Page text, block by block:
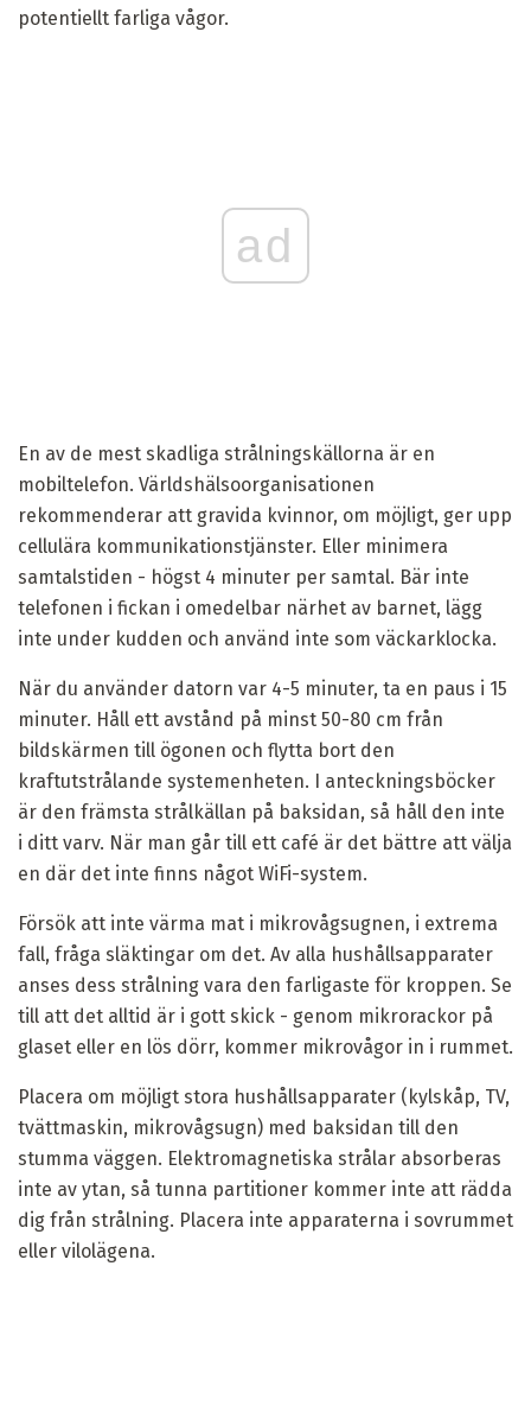
potentiellt farliga vågor.
ad
En av de mest skadliga strålningskällorna är en
mobiltelefon. Världshälsoorganisationen
rekommenderar att gravida kvinnor, om möjligt, ger upp
cellulära kommunikationstjänster. Eller minimera
samtalstiden - högst 4 minuter per samtal. Bär inte
telefonen i fickan i omedelbar närhet av barnet, lägg
inte under kudden och använd inte som väckarklocka.
När du använder datorn var 4-5 minuter, ta en paus i 15
minuter. Håll ett avstånd på minst 50-80 cm från
bildskärmen till ögonen och flytta bort den
kraftutstrålande systemenheten. I anteckningsböcker
är den främsta strålkällan på baksidan, så håll den inte
i ditt varv. När man går till ett café är det bättre att välja
en där det inte finns något WiFi-system.
Försök att inte värma mat i mikrovågsugnen, i extrema
fall, fråga släktingar om det. Av alla hushållsapparater
anses dess strålning vara den farligaste för kroppen. Se
till att det alltid är i gott skick - genom mikrorackor på
glaset eller en lös dörr, kommer mikrovågor in i rummet.
Placera om möjligt stora hushållsapparater (kylskåp, TV,
tvättmaskin, mikrovågsugn) med baksidan till den
stumma väggen. Elektromagnetiska strålar absorberas
inte av ytan, så tunna partitioner kommer inte att rädda
dig från strålning. Placera inte apparaterna i sovrummet
eller vilolägena.